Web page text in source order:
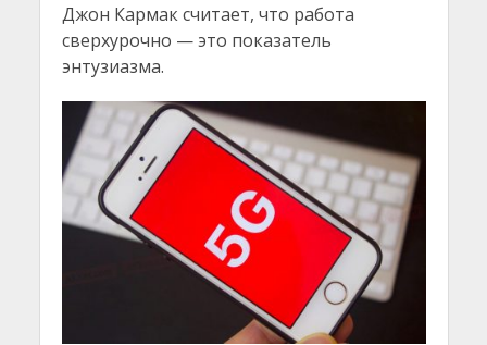
Джон Кармак считает, что работа
сверхурочно — это показатель
энтузиазма.